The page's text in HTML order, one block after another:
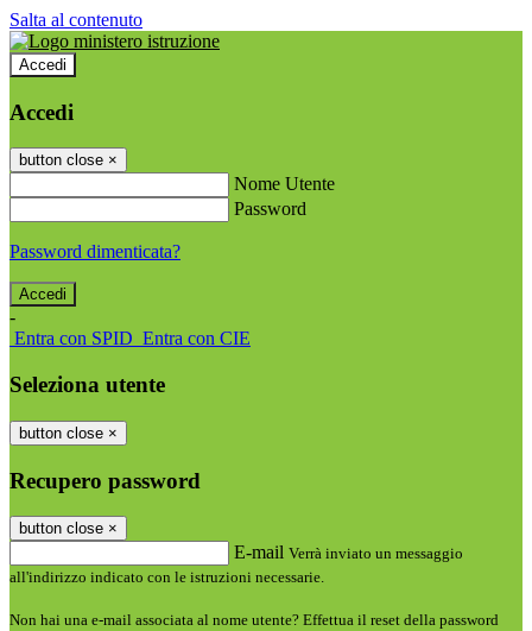
Salta al contenuto
Accedi
Accedi
button close ×
Nome Utente
Password
Password dimenticata?
-
Entra con SPID Entra con CIE
Seleziona utente
button close ×
Recupero password
button close ×
E-mail Verrà inviato un messaggio
all'indirizzo indicato con le istruzioni necessarie.
Non hai una e-mail associata al nome utente? Effettua il reset della password